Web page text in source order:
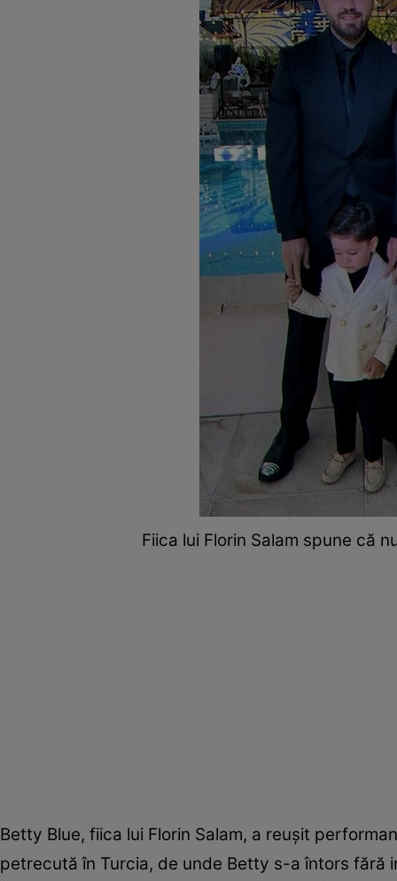
Fiica lui Florin Salam spune că
Betty Blue, fiica lui Florin Salam, a reușit
petrecută în Turcia, de unde Betty s-a întors fără